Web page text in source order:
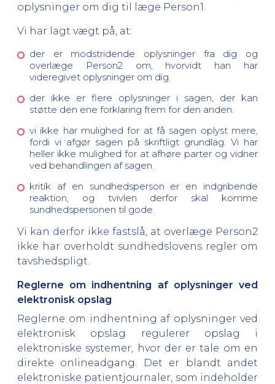
oplysninger om dig til læge Person1.
Vi har lagt vægt på, at:
der er modstridende oplysninger fra dig og
overlæge Person2 om, hvorvidt han har
videregivet oplysninger om dig.
der ikke er flere oplysninger i sagen, der kan
støtte den ene forklaring frem for den anden.
vi ikke har mulighed for at få sagen oplyst mere,
fordi vi afgør sagen på skriftligt grundlag. Vi har
heller ikke mulighed for at afhøre parter og vidner
ved behandlingen af sagen.
kritik af en sundhedsperson er en indgribende
reaktion, og tvivlen derfor skal komme
sundhedspersonen til gode.
Vi kan derfor ikke fastslå, at overlæge Person2
ikke har overholdt sundhedslovens regler om
tavshedspligt.
Reglerne om indhentning af oplysninger ved
elektronisk opslag
Reglerne om indhentning af oplysninger ved
elektronisk opslag regulerer opslag i
elektroniske systemer, hvor der er tale om en
direkte onlineadgang. Det er blandt andet
elektroniske patientjournaler, som indeholder